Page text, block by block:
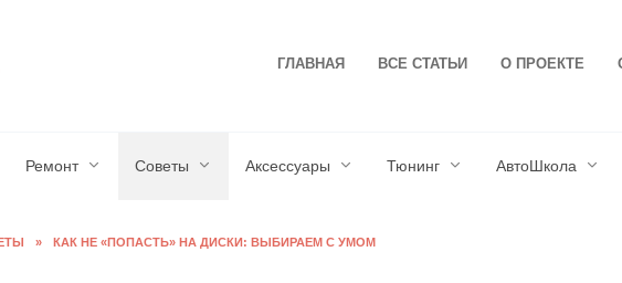
ГЛАВНАЯ ВСЕ СТАТЬИ О ПРОЕКТЕ
Ремонт Советы Аксессуары Тюнинг АвтоШкола
» КАК НЕ «ПОПАСТЬ» НА ДИСКИ: ВЫБИРАЕМ С УМОМ